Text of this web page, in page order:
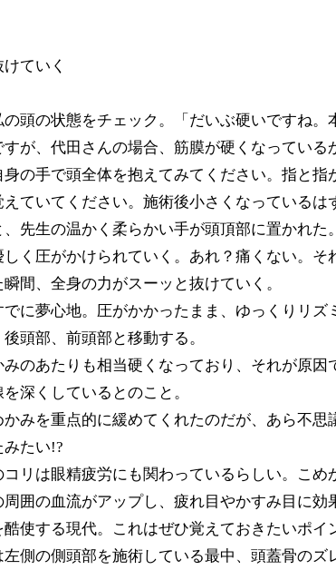
ていく
頭の状態をチェック。「だいぶ硬いですね。
が、代田さんの場合、筋膜が硬くなっている
の手で頭全体を抱えてみてください。指と指
ていてください。施術後小さくなっているは
先生の温かく柔らかい手が頭頂部に置かれた
く圧がかけられていく。あれ？痛くない。そ
間、全身の力がスーッと抜けていく。
に夢心地。圧がかかったまま、ゆっくりリズ
頭部、前頭部と移動する。
のあたりも相当硬くなっており、それが原因
深くしているとのこと。
みを重点的に緩めてくれたのだが、あら不思
みたい!?
リは眼精疲労にも関わっているらしい。こめ
囲の血流がアップし、疲れ目やかすみ目に効
使する現代。これはぜひ覚えておきたいポイ
側の側頭部を施術している最中、頭蓋骨のズ